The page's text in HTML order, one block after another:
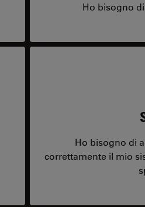
Ho bisogno
Ho bisogno di
correttamente il mio